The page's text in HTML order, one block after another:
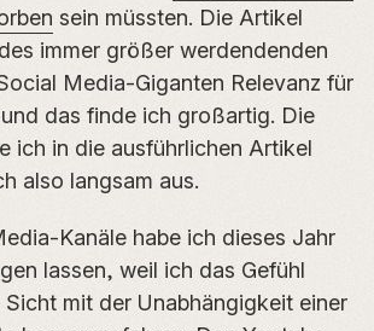
sein müssten. Die Artikel
immer größer werdendenden
Media-Giganten Relevanz für
das finde ich großartig. Die
ich in die ausführlichen Artikel
also langsam aus.
Kanäle habe ich dieses Jahr
lassen, weil ich das Gefühl
mit der Unabhängigkeit einer